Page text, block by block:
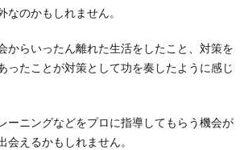
なのかもしれません。
からいったん離れた生活をしたこと、対策を
ったことが対策として功を奏したように感じ
ーニングなどをプロに指導してもらう機会が
会えるかもしれません。